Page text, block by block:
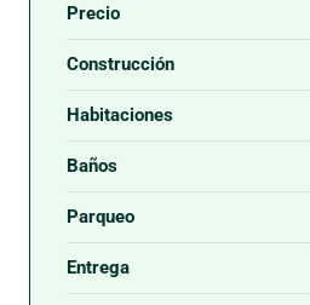
Precio
Construcción
Habitaciones
Baños
Parqueo
Entrega